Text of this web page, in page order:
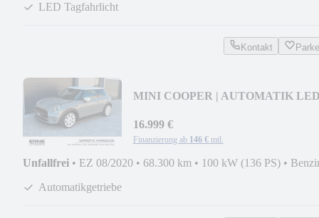
LED Tagfahrlicht
Kontakt
MINI COOPER | AUTOMATIK
16.999 €
Finanzierung ab 146 € mtl.
Unfallfrei • EZ 08/2020 • 68.300 km • 100 kW (136 PS) •
Automatikgetriebe